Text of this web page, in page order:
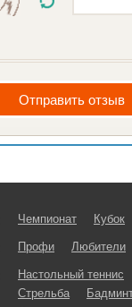
Чемпионат Кубок
Профи Любители
Настольный теннис
Стрельба